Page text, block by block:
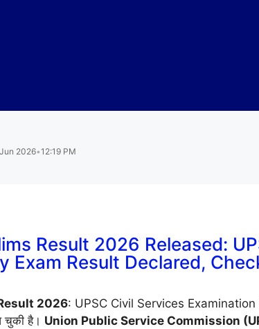
2026•12:19 PM
Result 2026 Released:
Exam Result Declared,
2026: UPSC Civil Services Examination
चुकी है। Union Public Service Commission